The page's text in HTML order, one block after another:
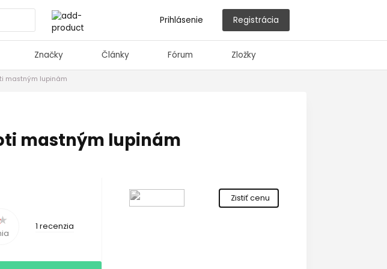
Prihlásenie Registrácia
Značky Články Fórum Zložky
mastným lupinám
mastným lupinám
1 recenzia
Zistiť cenu